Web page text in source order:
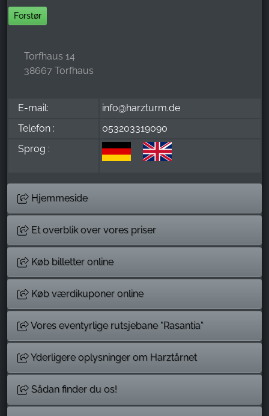
Forstør
Torfhaus 14
38667 Torfhaus
E-mail:
info@harzturm.de
Telefon :
053203319090
Sprog :
Hjemmeside
Et overblik over vores priser
Køb billetter online
Køb værdikuponer online
Vores eventyrlige rutsjebane "Rasantia"
Yderligere oplysninger om Harztårnet
Sådan finder du os!